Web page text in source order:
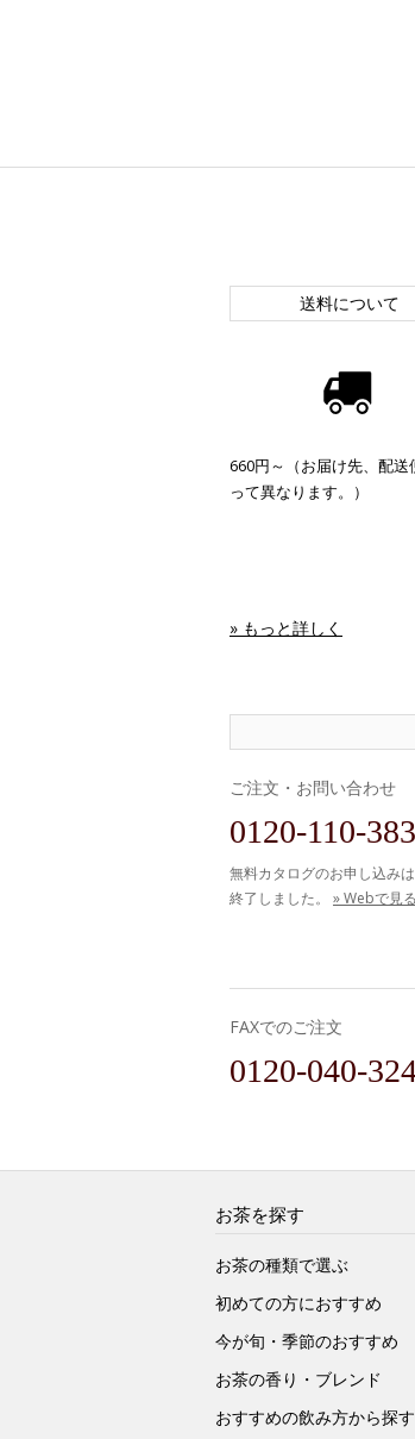
送料について
660円～（お届け先、配送
って異なります。）
» もっと詳しく
ご注文・お問い合わせ
0120-110-383
無料カタログのお申し込みは
終了しました。 » Webで見る
FAXでのご注文
0120-040-
お茶を探す
お茶の種類で選ぶ
初めての方におすすめ
今が旬・季節のおすすめ
お茶の香り・ブレンド
おすすめの飲み方から探す